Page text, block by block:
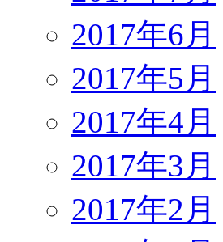
2017年6月
2017年5月
2017年4月
2017年3月
2017年2月